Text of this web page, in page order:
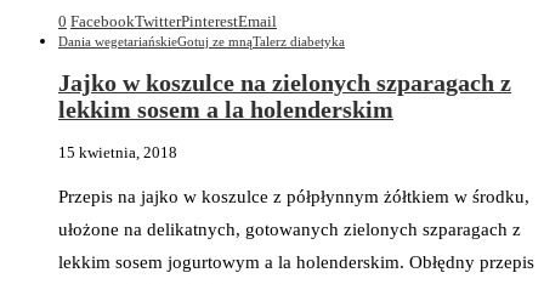
0 FacebookTwitterPinterestEmail
Dania wegetariańskieGotuj ze mnąTalerz diabetyka
Jajko w koszulce na zielonych szparagach z
lekkim sosem a la holenderskim
15 kwietnia, 2018
Przepis na jajko w koszulce z półpłynnym żółtkiem w środku,
ułożone na delikatnych, gotowanych zielonych szparagach z
lekkim sosem jogurtowym a la holenderskim. Obłędny przepis